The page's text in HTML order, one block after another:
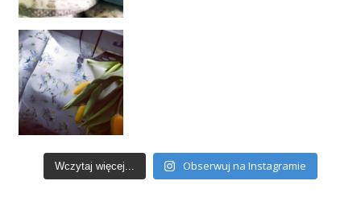
Wczytaj więcej... Obserwuj na Instagramie